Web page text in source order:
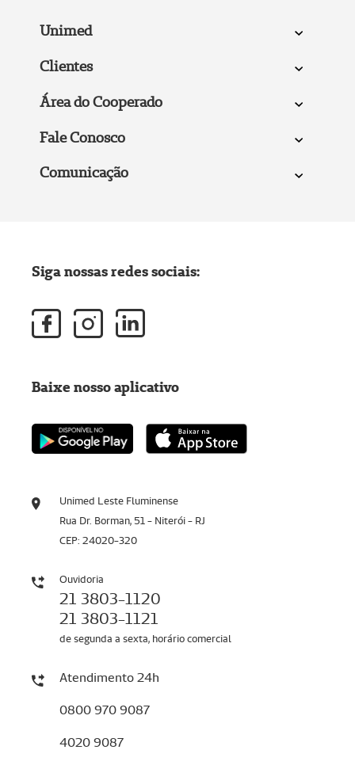
Unimed
Clientes
Área do Cooperado
Fale Conosco
Comunicação
Unimed Leste Fluminense
Rua Dr. Borman, 51 - Niterói - RJ
CEP: 24020-320
Ouvidoria
21 3803-1120
21 3803-1121
de segunda a sexta, horário comercial
Atendimento 24h
0800 970 9087
4020 9087
Siga nossas redes sociais:
Baixe nosso aplicativo